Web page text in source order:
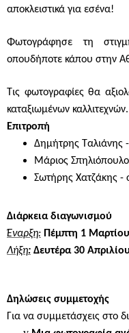
αποκλειστικά για εσένα!
Φωτογράφησε τη
οπουδήποτε κάπου στην
Τις φωτογραφίες θα
καταξιωμένων καλλιτεχνών.
Επιτροπή
Δημήτρης Ταλιάνης
Μάριος
Σωτήρης Χατζάκης -
Διάρκεια διαγωνισμού
Έναρξη: Πέμπτη 1
Λήξη: Δευτέρα 30
Δηλώσεις συμμετοχής
Για να συμμετάσχεις στο